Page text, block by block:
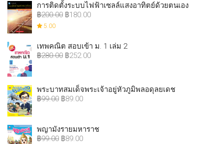
การติดตั้งระบบไฟฟ้าเซลล์แสงอาทิตย์ด้วยตนเอง
฿200.00 ฿180.00
5.00
เทพคณิต สอบเข้า ม. 1 เล่ม 2
฿280.00 ฿252.00
พระบาทสมเด็จพระเจ้าอยู่หัวภูมิพลอดุลยเดช
฿99.00 ฿89.00
พญามังรายมหาราช
฿99.00 ฿89.00